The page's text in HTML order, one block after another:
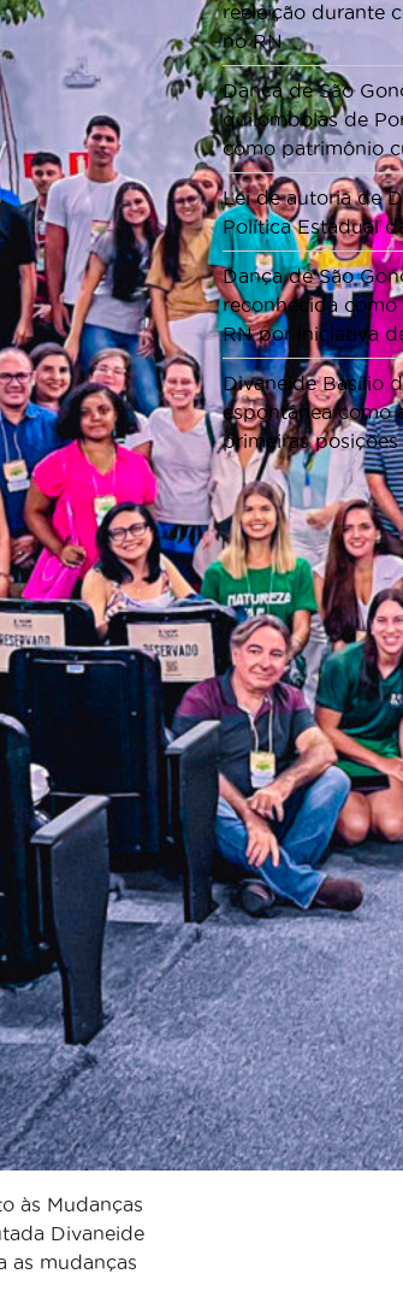
às Mudanças
Divaneide
as mudanças
reeleição durante
no RN
Dança de São
quilombolas de
como patrimônio
Lei de autoria de
Política Estadual
Dança de São
reconhecida
RN por iniciativa
Divaneide Basílio
espontânea como
primeiras posições